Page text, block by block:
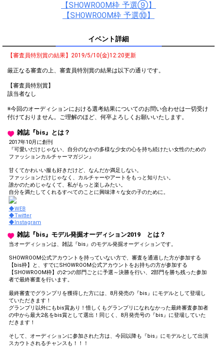
【SHOWROOM枠 予選⑨】
【SHOWROOM枠 予選⑩】
イベント詳細
【審査員特別賞の結果】2019/5/10(金)12:20更新
厳正なる審査の上、審査員特別賞の結果は以下の通りです。
【審査員特別賞】
該当者なし
※今回のオーディションにおける選考結果についてのお問い合わせは一切受け
付けておりません。ご理解のほど、何卒よろしくお願いいたします。
雑誌『bis』とは？
2017年10月に創刊
『可愛いだけじゃない、自分のなかの多様な少女の心を持ち続けたい女性のための
ファッションカルチャーマガジン』
甘くてかわいい服も好きだけど、なんだか満足しない。
ファッションだけじゃなく、カルチャーやアートをもっと知りたい。
誰かのためじゃなくて、私がもっと楽しみたい。
自分を満たしてくれるすべてのことに興味津々な女の子のために。
◆WEB
◆Twitter
◆Instagram
雑誌『bis』モデル発掘オーディション2019 とは？
当オーディションは、雑誌『bis』のモデル発掘オーディションです。
SHOWROOM公式アカウントを持っていない方で、審査を通過した方が参加する
【bis枠】と、すでにSHOWROOM公式アカウントをお持ちの方が参加する
【SHOWROOM枠】の2つの部門ごとに予選～決勝を行い、2部門を勝ち残った参加
者で最終審査を行います。
最終審査でグランプリを獲得した方には、8月発売の『bis』にモデルとして登場し
ていただきます！
グランプリ以外にもbis賞あり！惜しくもグランプリになれなかった最終審査参加者
の中から最大2名をbis賞として選出！同じく、8月発売号の『bis』に登場していた
だきます！
そして、オーディションに参加された方は、今回以降も『bis』にモデルとして出演
スカウトされるチャンスも！！！